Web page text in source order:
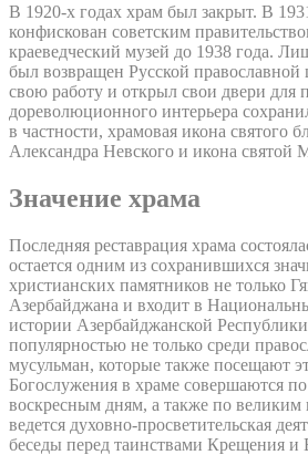
В 1920-х годах храм был закрыт. В
конфискован советским
краеведческий музей до 1938 года.
был возвращен Русской православной
свою работу и открыл свои двери для
дореволюционного интерьера
в частности, храмовая икона святого
Александра Невского и икона
Значение храма
Последняя реставрация храма
остается одним из сохранившихся
христианских памятников не только
Азербайджана и входит в
истории Азербайджанской
популярностью не только среди
мусульман, которые также посещают
Богослужения в храме совершаются
воскресным дням, а также по великим
ведется духовно-просветительская
беседы перед таинствами Крещения и